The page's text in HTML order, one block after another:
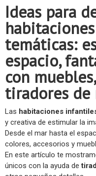
Ideas para
temáticas:
espacio,
con
tiradores de
Las habitaciones
y creativa de estimular la
Desde el mar hasta el
colores, accesorios y
En este artículo te
únicos con la ayuda de